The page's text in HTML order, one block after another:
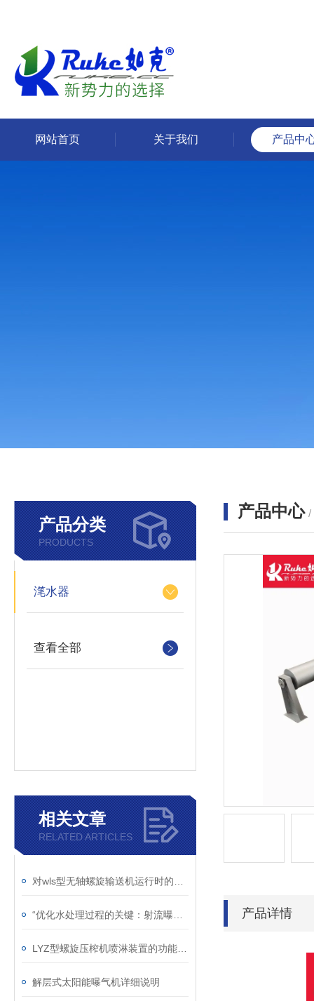
网站首页 关于我们 产品中
产品分类
PRODUCTS
滗水器
查看全部
相关文章
RELATED ARTICLES
解层式太阳能曝气机详细说明
产品中心 /
产品详情